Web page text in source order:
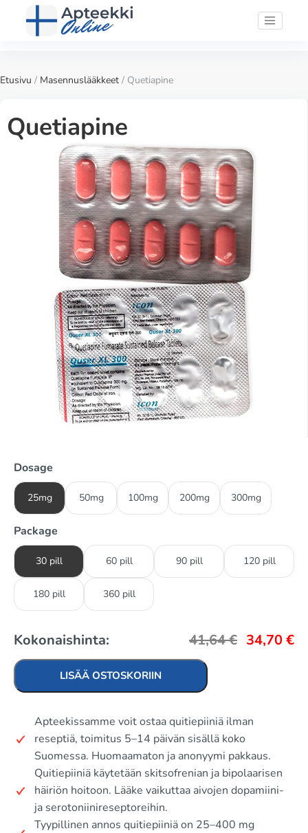
Etusivu / Masennuslääkkeet / Quetiapine
Quetiapine
Dosage
25mg 50mg 100mg 200mg 300mg
Package
30 pill 60 pill 90 pill 120 pill
180 pill 360 pill
Kokonaishinta: 41,64€ 34,70€
LISÄÄ OSTOSKORIIN
Apteekissamme voit ostaa quitiepiiniä ilman
reseptiä, toimitus 5–14 päivän sisällä koko
Suomessa. Huomaamaton ja anonyymi pakkaus.
Quitiepiiniä käytetään skitsofrenian ja bipolaarisen
häiriön hoitoon. Lääke vaikuttaa aivojen dopamiini-
ja serotoniinireseptoreihin.
Tyypillinen annos quitiepiiniä on 25–400 mg